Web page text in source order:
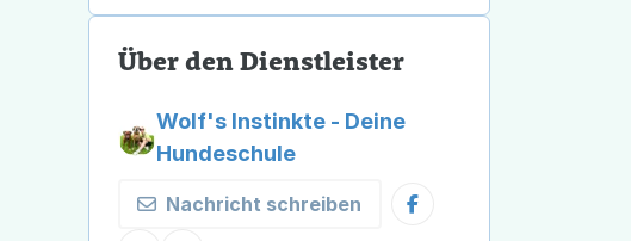
Über den Dienstleister
Wolf's Instinkte - Deine
Hundeschule
Nachricht schreiben